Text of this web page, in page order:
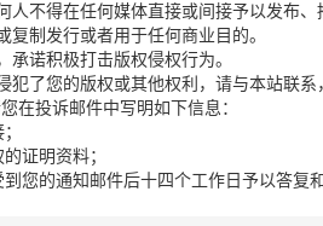
不得在任何媒体直接或间接予以发布、
制发行或者用于任何商业目的。
诺积极打击版权侵权行为。
了您的版权或其他权利，请与本站联系
在投诉邮件中写明如下信息：
证明资料；
您的通知邮件后十四个工作日予以答复和